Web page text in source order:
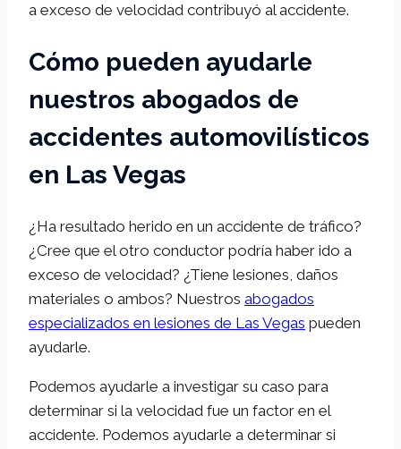
a exceso de velocidad contribuyó al accidente.
Cómo pueden ayudarle
nuestros abogados de
accidentes automovilísticos
en Las Vegas
¿Ha resultado herido en un accidente de tráfico?
¿Cree que el otro conductor podría haber ido a
exceso de velocidad? ¿Tiene lesiones, daños
materiales o ambos? Nuestros abogados
especializados en lesiones de Las Vegas pueden
ayudarle.
Podemos ayudarle a investigar su caso para
determinar si la velocidad fue un factor en el
accidente. Podemos ayudarle a determinar si